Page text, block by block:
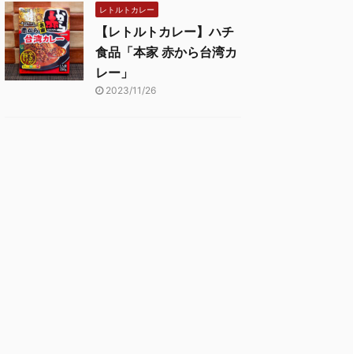
レトルトカレー
【レトルトカレー】ハチ
食品「本家 赤から台湾カ
レー」
2023/11/26